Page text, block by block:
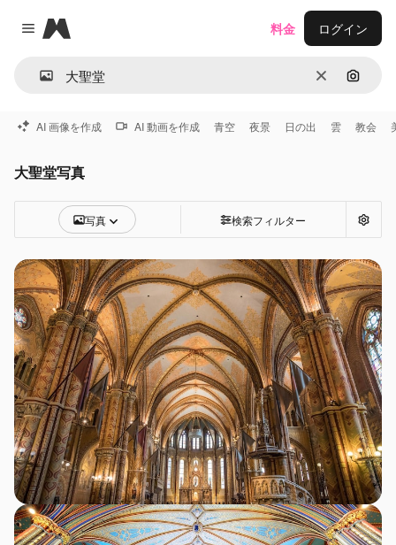
Close menu
Magnific
消去 画像で
料金 ログイン
AI 画像を作成 AI 動画を作成 青空 夜景 日の出 雲 教会
大聖堂写真
写真 検索フィルター